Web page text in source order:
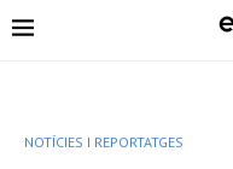
NOTÍCIES I REPORTATGES